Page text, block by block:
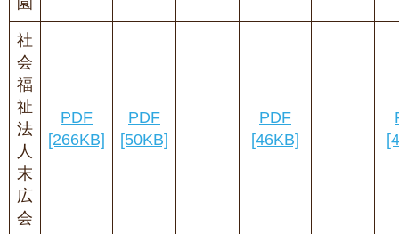
社
会
福
祉
法
人
末
広
会
PDF
[266KB]
PDF
[50KB]
PDF
[46KB]